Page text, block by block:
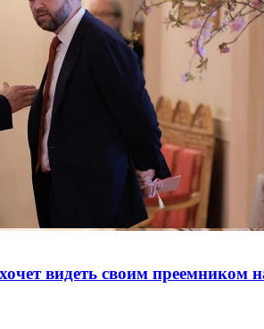
видеть своим преемником